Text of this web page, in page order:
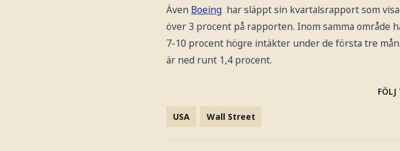
Även Boeing har släppt sin kvartalsrapport som
över 3 procent på rapporten. Inom samma område
7-10 procent högre intäkter under de första tre
är ned runt 1,4 procent.
FÖLJ
USA Wall Street